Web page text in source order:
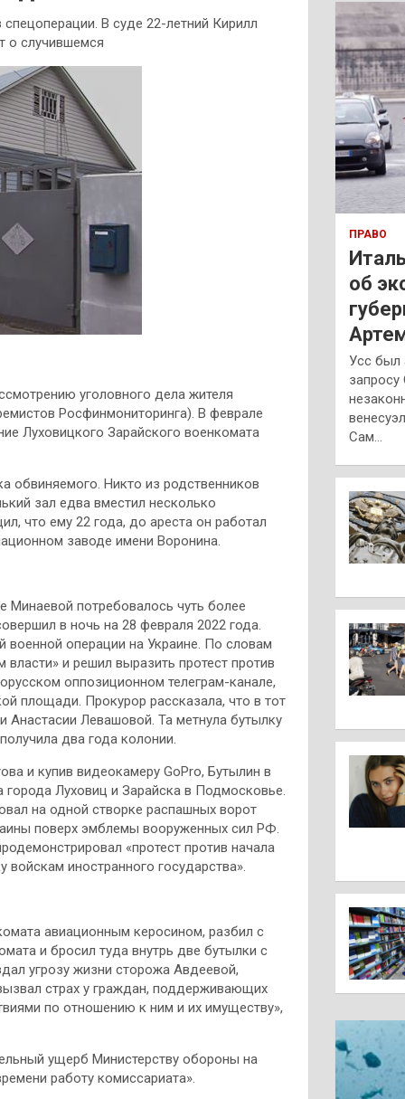
В суде 22-летний Кирилл
о случившемся
уголовного дела жителя
Росфинмониторинга). В феврале
Луховицкого Зарайского военкомата
обвиняемого. Никто из родственников
зал едва вместил несколько
что ему 22 года, до ареста он работал
заводе имени Воронина.
Минаевой потребовалось чуть более
в ночь на 28 февраля 2022 года.
военной операции на Украине. По словам
и решил выразить протест против
оппозиционном телеграм-канале,
площади. Прокурор рассказала, что в тот
Анастасии Левашовой. Та метнула бутылку
два года колонии.
и купив видеокамеру GoPro, Бутылин в
Луховиц и Зарайска в Подмосковье.
на одной створке распашных ворот
поверх эмблемы вооруженных сил РФ.
«протест против начала
иностранного государства».
авиационным керосином, разбил с
и бросил туда внутрь две бутылки с
угрозу жизни сторожа Авдеевой,
страх у граждан, поддерживающих
по отношению к ним и их имуществу»,
ущерб Министерству обороны на
работу комиссариата».
к
ПРАВО
об
Усс был
Сам…